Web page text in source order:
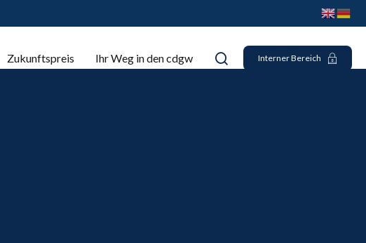
Zukunftspreis Ihr Weg in den cdgw Interner Bereich